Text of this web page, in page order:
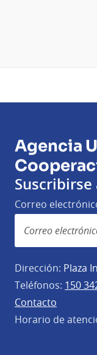
Agencia
Correo
Dirección: Plaza
Teléfonos: 150
Contacto
Horario de